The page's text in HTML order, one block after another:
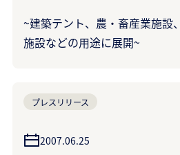
~建築テント、農・畜産業施設
施設などの用途に展開~
プレスリリース
2007.06.25